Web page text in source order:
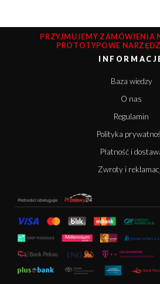
PRZYJMUJEMY ZAMÓWIENIA
PROTOTYPOWE
Baza wiedzy
O nas
Regulamin
Polityka
Płatność i
Zwroty i